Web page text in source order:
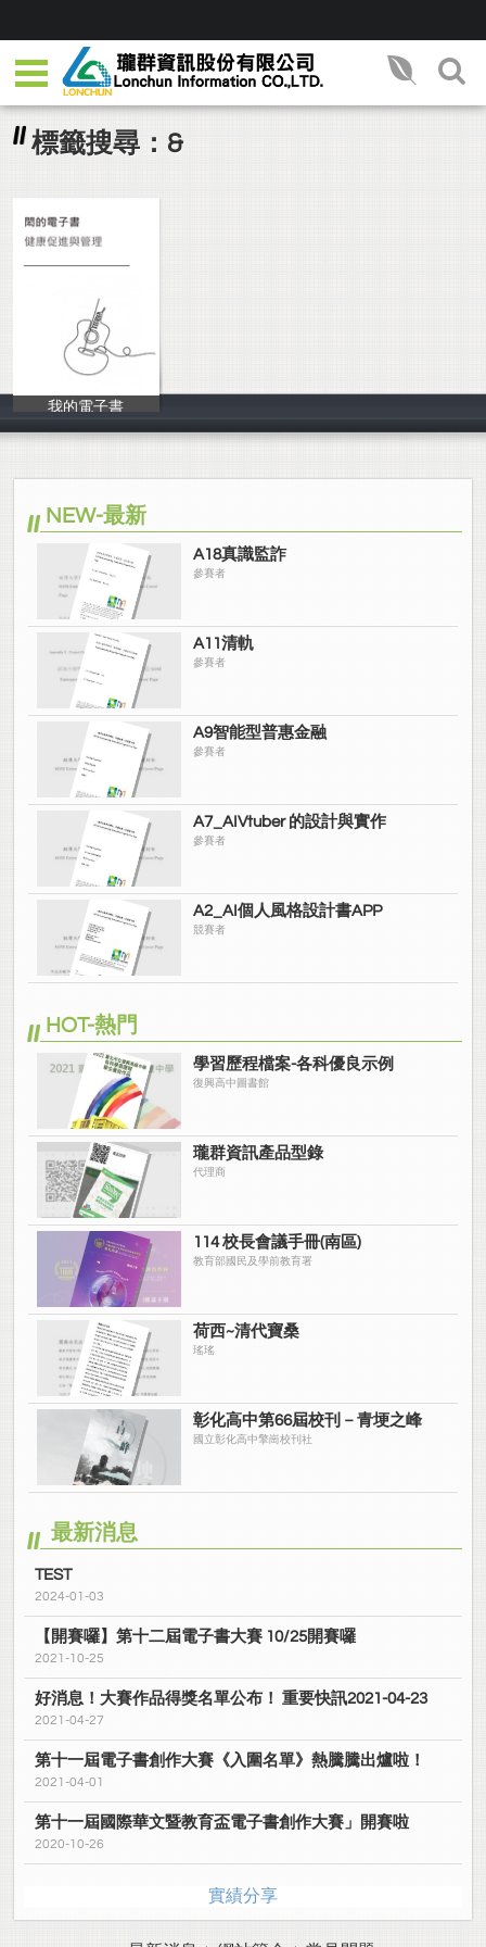
標籤搜尋：&
我的電子書
4
NEW-最新
A18真識監詐
參賽者
A11清軌
參賽者
A9智能型普惠金融
參賽者
A7_AIVtuber 的設計與實作
參賽者
A2_AI個人風格設計書APP
競賽者
HOT-熱門
學習歷程檔案-各科優良示例
復興高中圖書館
瓏群資訊產品型錄
代理商
114 校長會議手冊(南區)
教育部國民及學前教育署
荷西~清代寶桑
瑤瑤
彰化高中第66屆校刊－青埂之峰
國立彰化高中擎崗校刊社
最新消息
TEST
2024-01-03
【開賽囉】第十二屆電子書大賽 10/25開賽囉
2021-10-25
好消息！大賽作品得獎名單公布！ 重要快訊2021-04-23
2021-04-27
第十一屆電子書創作大賽《入圍名單》熱騰騰出爐啦！
2021-04-01
第十一屆國際華文暨教育盃電子書創作大賽」開賽啦
2020-10-26
實績分享